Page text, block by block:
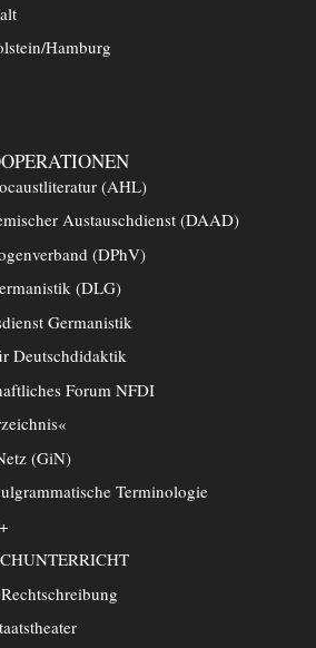
Hamburg
(AHL)
Austauschdienst (DAAD)
(DPhV)
(DLG)
Germanistik
Deutschdidaktik
Forum NFDI
(GiN)
Terminologie